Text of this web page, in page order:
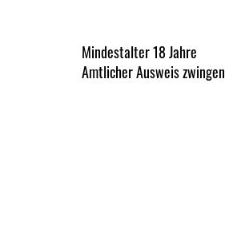
Mindestalter 18 Jahre
Amtlicher Ausweis